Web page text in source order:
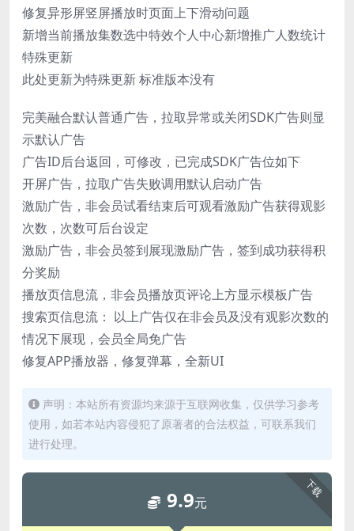
修复异形屏竖屏播放时页面上下滑动问题
新增当前播放集数选中特效个人中心新增推广人数统计
特殊更新
此处更新为特殊更新 标准版本没有
完美融合默认普通广告，拉取异常或关闭SDK广告则显
示默认广告
广告ID后台返回，可修改，已完成SDK广告位如下
开屏广告，拉取广告失败调用默认启动广告
激励广告，非会员试看结束后可观看激励广告获得观影
次数，次数可后台设定
激励广告，非会员签到展现激励广告，签到成功获得积
分奖励
播放页信息流，非会员播放页评论上方显示模板广告
搜索页信息流： 以上广告仅在非会员及没有观影次数的
情况下展现，会员全局免广告
修复APP播放器，修复弹幕，全新UI
声明：本站所有资源均来源于互联网收集，仅供学习参考
使用，如若本站内容侵犯了原著者的合法权益，可联系我们
进行处理。
下载
9.9元